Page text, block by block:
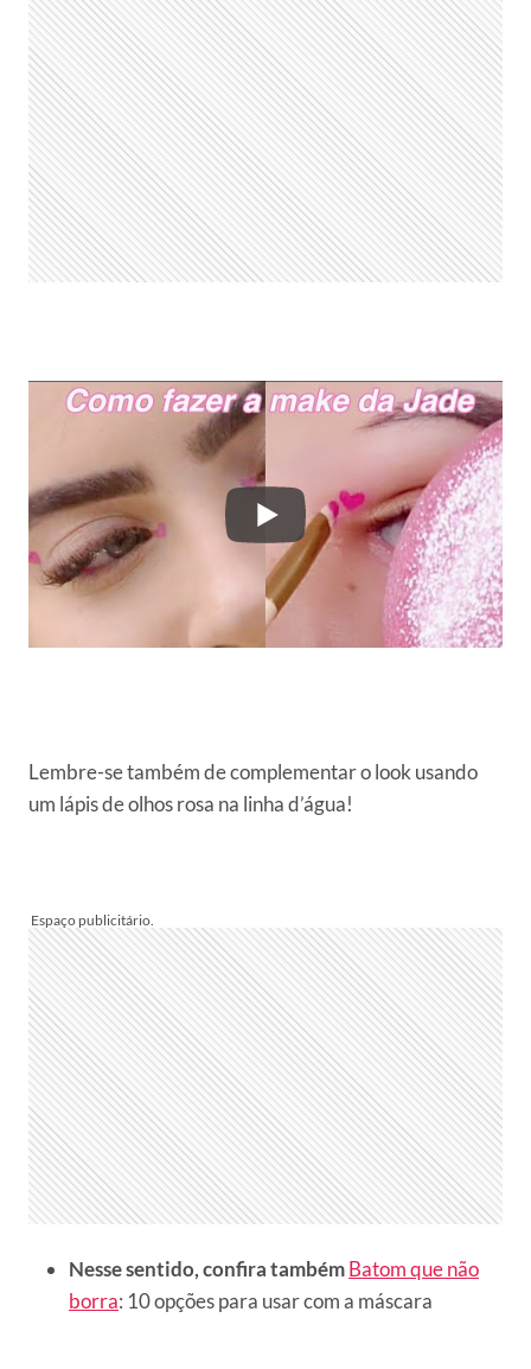
Lembre-se também de complementar o look usando
um lápis de olhos rosa na linha d’água!
Nesse sentido, confira tambémBatom que não
borra: 10 opções para usar com a máscara